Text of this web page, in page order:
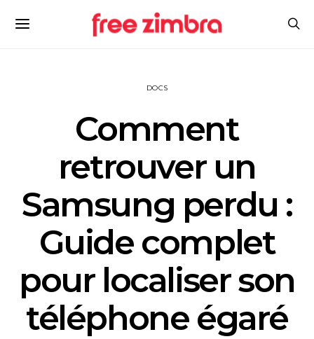
DOCS
Comment
retrouver un
Samsung perdu :
Guide complet
pour localiser son
téléphone égaré